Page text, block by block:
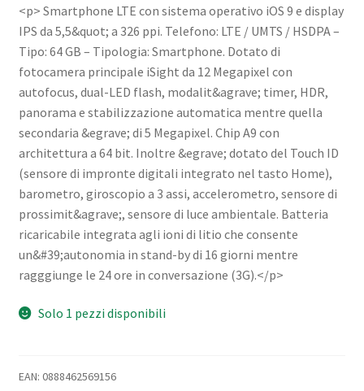
<p> Smartphone LTE con sistema operativo iOS 9 e display
IPS da 5,5&quot; a 326 ppi. Telefono: LTE / UMTS / HSDPA –
Tipo: 64 GB – Tipologia: Smartphone. Dotato di
fotocamera principale iSight da 12 Megapixel con
autofocus, dual-LED flash, modalit&agrave; timer, HDR,
panorama e stabilizzazione automatica mentre quella
secondaria &egrave; di 5 Megapixel. Chip A9 con
architettura a 64 bit. Inoltre &egrave; dotato del Touch ID
(sensore di impronte digitali integrato nel tasto Home),
barometro, giroscopio a 3 assi, accelerometro, sensore di
prossimit&agrave;, sensore di luce ambientale. Batteria
ricaricabile integrata agli ioni di litio che consente
un&#39;autonomia in stand-by di 16 giorni mentre
ragggiunge le 24 ore in conversazione (3G).</p>
Solo 1 pezzi disponibili
EAN: 0888462569156